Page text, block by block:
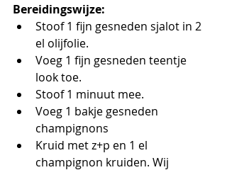
Bereidingswijze:
Stoof 1 fijn gesneden sjalot in 2
el olijfolie.
Voeg 1 fijn gesneden teentje
look toe.
Stoof 1 minuut mee.
Voeg 1 bakje gesneden
champignons
Kruid met z+p en 1 el
champignon kruiden. Wij